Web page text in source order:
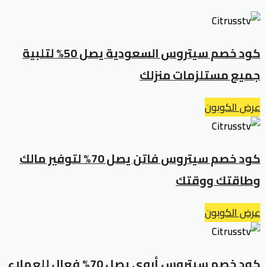
كود خصم سيتروس السعودية يصل 50% لتلبية
جميع مستلزمات منزلك
عرض الكوبون
كود خصم سيتروس فاتن يصل 70% لتوفير مالك
وطاقتك ووقتك
عرض الكوبون